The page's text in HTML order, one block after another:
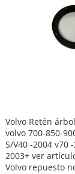
Volvo Retén
volvo 700-850-
S/V40 -2004 v70
2003+ ver
Volvo repuesto